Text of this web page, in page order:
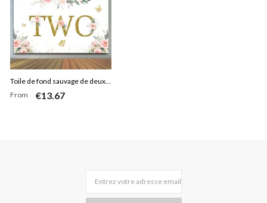
Toile de fond sauvage de deux
anniversaires de papillons
From €13.67
Entrez votre adresse email